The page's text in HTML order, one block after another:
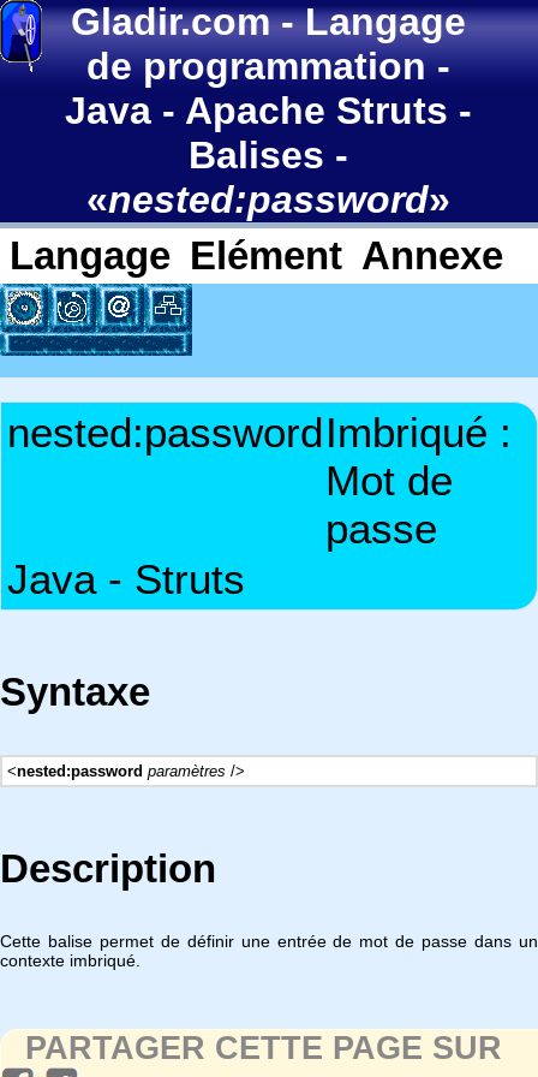
Gladir.com-Langage
de programmation-
Java - Apache Struts -
Balises -
«nested:password»
Langage Elément Annexe
nested:passwordImbriqué :
Mot de
passe
Java - Struts
Syntaxe
<nested:password paramètres />
Description
Cette balise permet de définir une entrée de mot de passe dans un
contexte imbriqué.
PARTAGER CETTE PAGE SUR